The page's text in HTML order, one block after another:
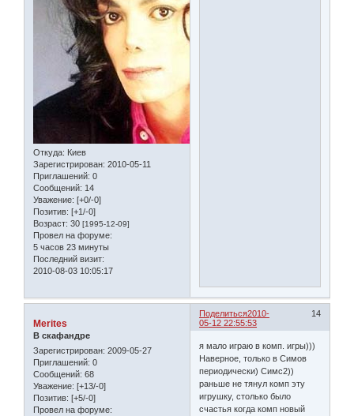
Откуда: Киев
Зарегистрирован: 2010-05-11
Приглашений: 0
Сообщений: 14
Уважение: [+0/-0]
Позитив: [+1/-0]
Возраст: 30 [1995-12-09]
Провел на форуме:
5 часов 23 минуты
Последний визит:
2010-08-03 10:05:17
Поделиться 14
2010-
05-12 22:55:53
Merites
В скафандре
Зарегистрирован: 2009-05-27
Приглашений: 0
Сообщений: 68
Уважение: [+13/-0]
Позитив: [+5/-0]
Провел на форуме:
я мало играю в комп. игры)))
Наверное, только в Симов
периодически) Симс2))
раньше не тянул комп эту
игрушку, столько было
счастья когда комп новый